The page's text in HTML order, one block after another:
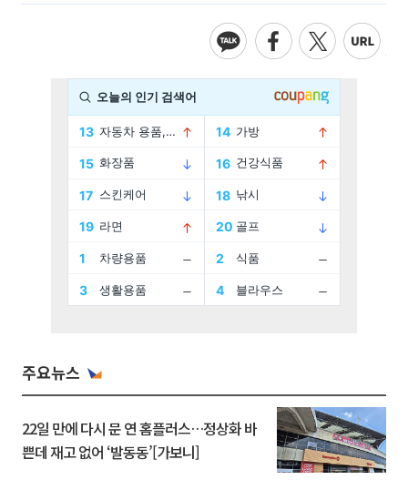
주요뉴스
22일 만에 다시 문 연 홈플러스…정상화 바
쁜데 재고 없어 ‘발동동’[가보니]